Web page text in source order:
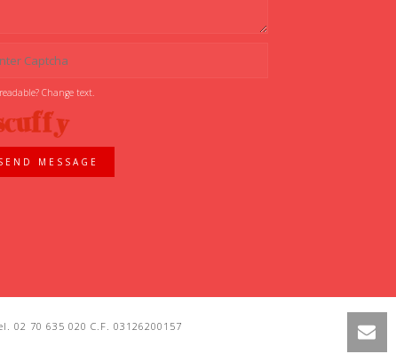
Change text.
MESSAGE
02 70 635 020 C.F. 03126200157